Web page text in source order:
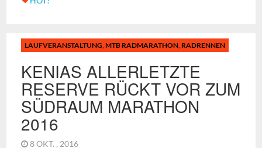
LAUFVERANSTALTUNG,MTB RADMARATHON, RADRENNEN
KENIAS ALLERLETZTE
RESERVE RÜCKT VOR ZUM
SÜDRAUM MARATHON
2016
8 OKT. , 2016